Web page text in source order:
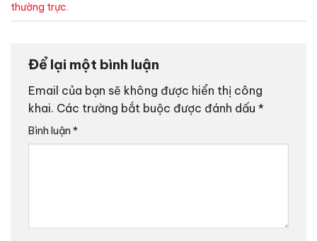
thường trực.
Để lại một bình luận
Email của bạn sẽ không được hiển thị công
khai. Các trường bắt buộc được đánh dấu *
Bình luận *